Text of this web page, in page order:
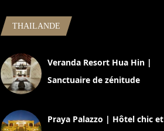
THAILANDE
Veranda Resort Hua Hin |
Sanctuaire de zénitude
Praya Palazzo | Hôtel chic et